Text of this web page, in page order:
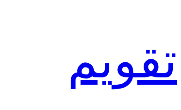
تقویم